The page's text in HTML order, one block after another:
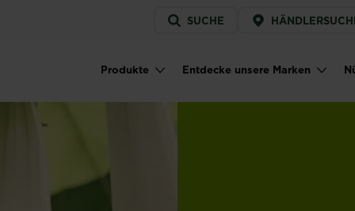
Service
menu
SUCHE
Main navigation
Produkte Entdecke unsere Marken